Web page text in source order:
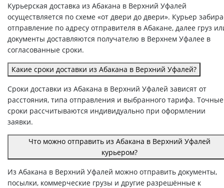
Курьерская доставка из Абакана в Верхний Уфалей
осуществляется по схеме «от двери до двери». Курьер
отправление по адресу отправителя в Абакане, далее груз
документы доставляются получателю в Верхнем Уфалее в
согласованные сроки.
Какие сроки доставки из Абакана в Верхний Уфалей?
Сроки доставки из Абакана в Верхний Уфалей зависят от
расстояния, типа отправления и выбранного тарифа. Точные
сроки рассчитываются индивидуально при оформлении
заявки.
Что можно отправить из Абакана в Верхний Уфалей
курьером?
Из Абакана в Верхний Уфалей можно отправить документы,
посылки, коммерческие грузы и другие разрешённые к